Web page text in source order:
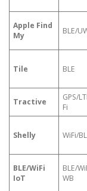
Apple Find
My
BLE/
Tile BLE
Tractive
GPS/
Fi
Shelly WiFi/
BLE/WiFi
IoT
BLE/
WB